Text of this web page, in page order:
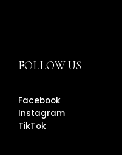
FOLLOW US
Facebook
Instagram
TikTok